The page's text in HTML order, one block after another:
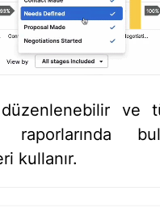
düzenlenebilir ve
raporlarında
kullanır.